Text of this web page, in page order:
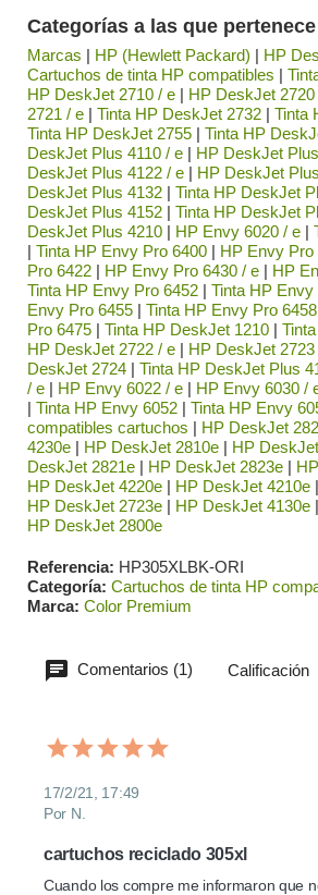
Categorías a las que
Marcas | HP (Hewlett Packard) | HP
Cartuchos de tinta HP compatibles |
HP DeskJet 2710 / e | HP DeskJet 2720
2721 / e | Tinta HP DeskJet 2732 | Tinta
Tinta HP DeskJet 2755 | Tinta HP
DeskJet Plus 4110 / e | HP DeskJet
DeskJet Plus 4122 / e | HP DeskJet
DeskJet Plus 4132 | Tinta HP DeskJet
DeskJet Plus 4152 | Tinta HP DeskJet
DeskJet Plus 4210 | HP Envy 6020 / e |
| Tinta HP Envy Pro 6400 | HP Envy Pro
Pro 6422 | HP Envy Pro 6430 / e | HP
Tinta HP Envy Pro 6452 | Tinta HP Envy
Envy Pro 6455 | Tinta HP Envy Pro 6458
Pro 6475 | Tinta HP DeskJet 1210 |
HP DeskJet 2722 / e | HP DeskJet 2723
DeskJet 2724 | Tinta HP DeskJet Plus
/ e | HP Envy 6022 / e | HP Envy 6030 /
| Tinta HP Envy 6052 | Tinta HP Envy
compatibles cartuchos | HP DeskJet
4230e | HP DeskJet 2810e | HP
DeskJet 2821e | HP DeskJet 2823e |
HP DeskJet 4220e | HP DeskJet 4210e |
HP DeskJet 2723e | HP DeskJet 4130e |
HP DeskJet 2800e
Referencia HP305XLBK-ORI
Categoría Cartuchos de tinta HP
Marca Color Premium
Comentarios (1) Calificación
17/2/21, 17:49
Por N.
cartuchos reciclado 305xl
Cuando los compre me informaron que